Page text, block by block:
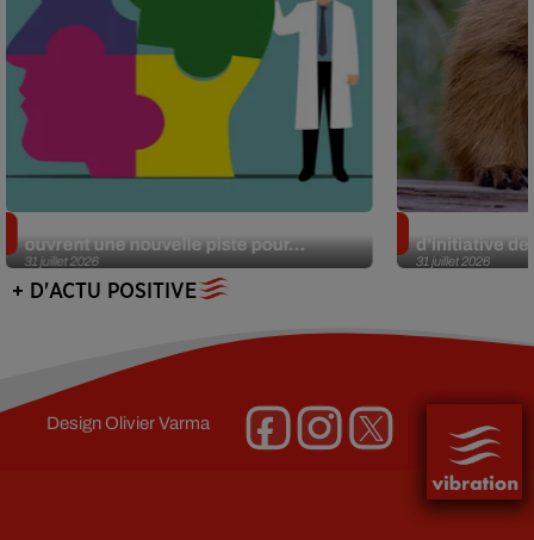
31 juillet 2026
ouvrent une nouvelle piste pour...
31 juillet 2026
d’initiative
+ D'ACTU POSITIVE
DesignOlivier Varma